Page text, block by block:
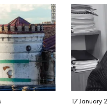
17 January